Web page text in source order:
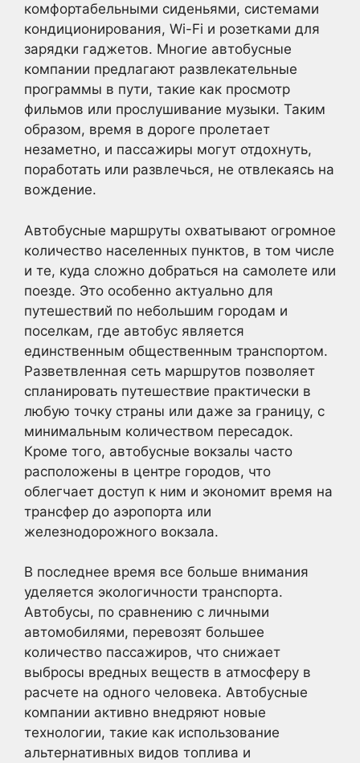
комфортабельными сиденьями, системами
кондиционирования, Wi-Fi и розетками для
зарядки гаджетов. Многие автобусные
компании предлагают развлекательные
программы в пути, такие как просмотр
фильмов или прослушивание музыки. Таким
образом, время в дороге пролетает
незаметно, и пассажиры могут отдохнуть,
поработать или развлечься, не отвлекаясь на
вождение.
Автобусные маршруты охватывают огромное
количество населенных пунктов, в том числе
и те, куда сложно добраться на самолете или
поезде. Это особенно актуально для
путешествий по небольшим городам и
поселкам, где автобус является
единственным общественным транспортом.
Разветвленная сеть маршрутов позволяет
спланировать путешествие практически в
любую точку страны или даже за границу, с
минимальным количеством пересадок.
Кроме того, автобусные вокзалы часто
расположены в центре городов, что
облегчает доступ к ним и экономит время на
трансфер до аэропорта или
железнодорожного вокзала.
В последнее время все больше внимания
уделяется экологичности транспорта.
Автобусы, по сравнению с личными
автомобилями, перевозят большее
количество пассажиров, что снижает
выбросы вредных веществ в атмосферу в
расчете на одного человека. Автобусные
компании активно внедряют новые
технологии, такие как использование
альтернативных видов топлива и